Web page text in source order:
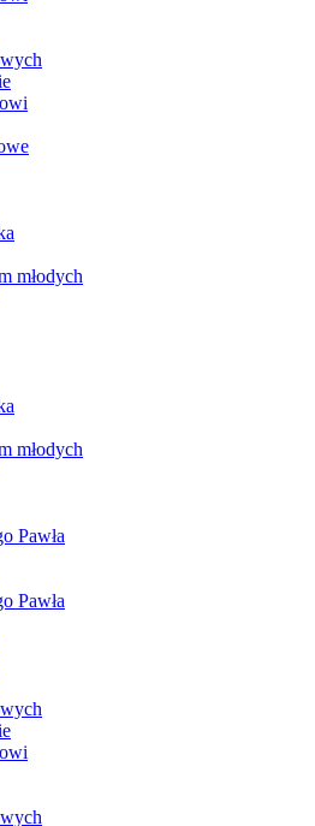
młodych
młodych
Pawła
Pawła